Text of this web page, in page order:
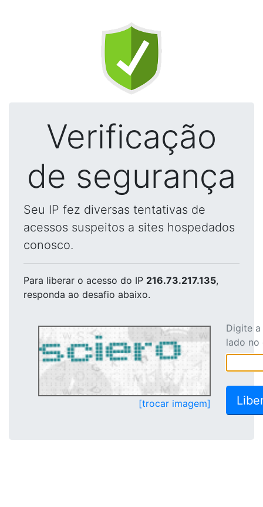
Verificação
de segurança
Seu IP fez diversas tentativas de
acessos suspeitos a sites hospedados
conosco.
Para liberar o acesso do IP 216.73.217.135,
responda ao desafio abaixo.
[trocar imagem]
Digite
lado no